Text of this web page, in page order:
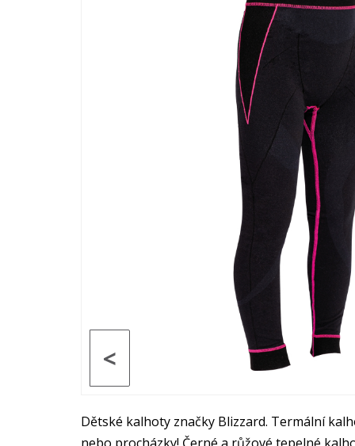
<
Dětské kalhoty značky Blizzard. Termální